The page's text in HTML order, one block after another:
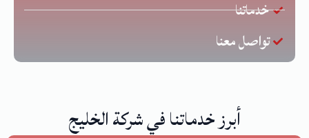
خدماتنا
تواصل معنا
أبرز خدماتنا في شركة الخليج